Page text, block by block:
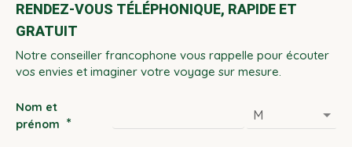
RENDEZ-VOUS TÉLÉPHONIQUE, RAPIDE ET
GRATUIT
Notre conseiller francophone vous rappelle pour écouter
vos envies et imaginer votre voyage sur mesure.
Nom et
prénom *